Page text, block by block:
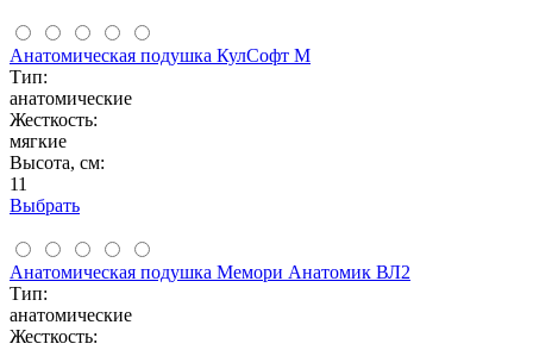
Анатомическая подушка КулСофт М
Тип:
анатомические
Жесткость:
мягкие
Высота, см:
11
Выбрать
Анатомическая подушка Мемори Анатомик ВЛ2
Тип:
анатомические
Жесткость: